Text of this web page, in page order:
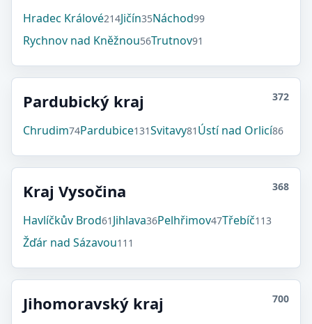
Hradec Králové214Jičín35Náchod99
Rychnov nad Kněžnou56Trutnov91
Pardubický kraj 372
Chrudim74Pardubice131Svitavy81 Ústí nad Orlicí86
Kraj Vysočina 368
Havlíčkův Brod61 Jihlava36Pelhřimov47Třebíč113
Žďár nad Sázavou111
Jihomoravský kraj 700